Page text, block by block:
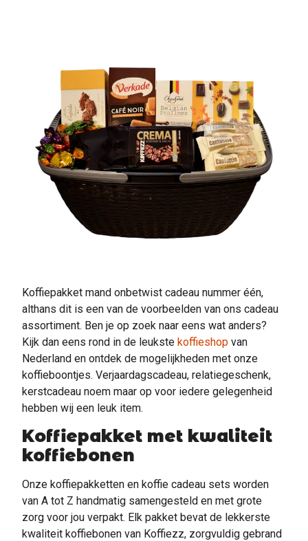
Koffiepakket mand onbetwist cadeau nummer één,
althans dit is een van de voorbeelden van ons cadeau
assortiment. Ben je op zoek naar eens wat anders?
Kijk dan eens rond in de leukste koffieshop van
Nederland en ontdek de mogelijkheden met onze
koffieboontjes. Verjaardagscadeau, relatiegeschenk,
kerstcadeau noem maar op voor iedere gelegenheid
hebben wij een leuk item.
Koffiepakket met kwaliteit
koffiebonen
Onze koffiepakketten en koffie cadeau sets worden
van A tot Z handmatig samengesteld en met grote
zorg voor jou verpakt. Elk pakket bevat de lekkerste
kwaliteit koffiebonen van Koffiezz, zorgvuldig gebrand